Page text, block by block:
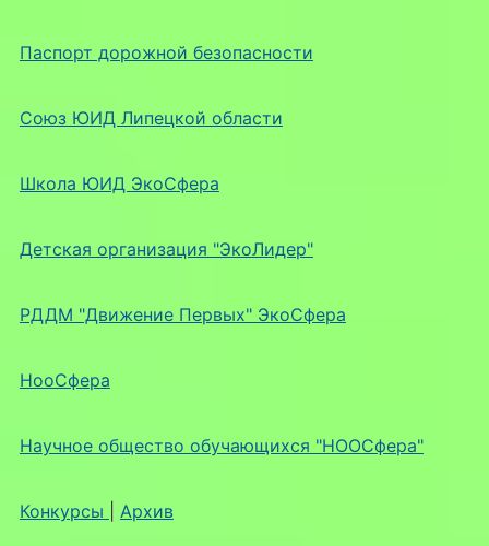
Паспорт дорожной безопасности
Союз ЮИД Липецкой области
Школа ЮИД ЭкоСфера
Детская организация "ЭкоЛидер"
РДДМ "Движение Первых" ЭкоСфера
НооСфера
Научное общество обучающихся "НООСфера"
Конкурсы Архив